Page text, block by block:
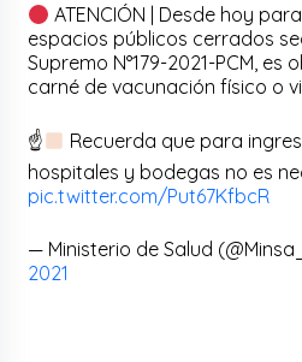
ATENCIÓN | Desde hoy
espacios públicos cerrados
Supremo N°179-2021-PCM,
carné de vacunación físico o
☝
Recuerda que para
hospitales y bodegas no es
pic.twitter.com/Put67KfbcR
— Ministerio de Salud
2021